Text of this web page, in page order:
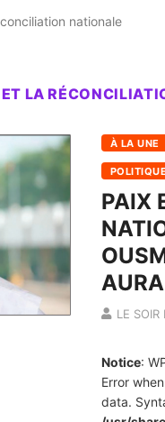
nationale
LA
À LA UNE
PAIX
LE SOIR
Notice:
Error
data.